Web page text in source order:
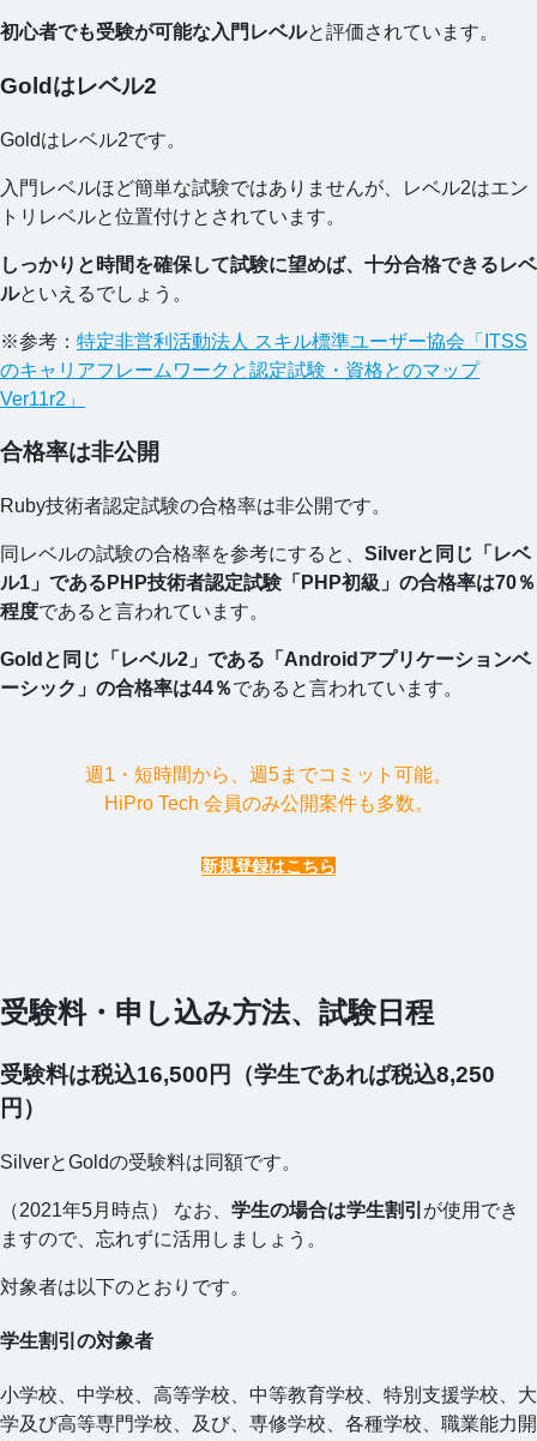
初心者でも受験が可能な入門レベルと評価されています。
Goldはレベル2
Goldはレベル2です。
入門レベルほど簡単な試験ではありませんが、レベル2はエン
トリレベルと位置付けとされています。
しっかりと時間を確保して試験に望めば、十分合格できるレベ
ルといえるでしょう。
※参考： 特定非営利活動法人 スキル標準ユーザー協会「ITSS
のキャリアフレームワークと認定試験・資格とのマップ
Ver11r2」
合格率は非公開
Ruby技術者認定試験の合格率は非公開です。
同レベルの試験の合格率を参考にすると、 Silverと同じ「レベ
ル1」であるPHP技術者認定試験「PHP初級」の合格率は70％
程度であると言われています。
Goldと同じ「レベル2」である「Androidアプリケーションベ
ーシック」の合格率は44％であると言われています。
週1・短時間から、週5までコミット可能。
HiPro Tech 会員のみ公開案件も多数。
新規登録はこちら
受験料・申し込み方法、試験日程
受験料は税込16,500円（学生であれば税込8,250
円）
SilverとGoldの受験料は同額です。
（2021年5月時点） なお、 学生の場合は学生割引 が使用でき
ますので、忘れずに活用しましょう。
対象者は以下のとおりです。
学生割引の対象者
小学校、中学校、高等学校、中等教育学校、特別支援学校、大
学及び高等専門学校、及び、専修学校、各種学校、職業能力開